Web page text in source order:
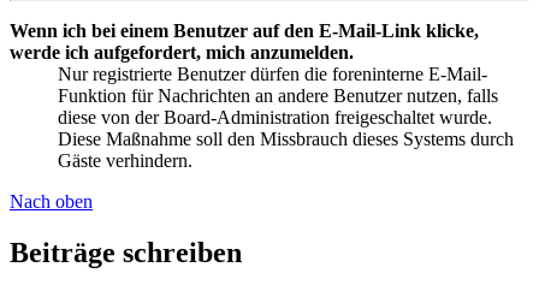
Wenn ich bei einem Benutzer auf den E-Mail-Link klicke,
werde ich aufgefordert, mich anzumelden.
Nur registrierte Benutzer dürfen die foreninterne E-Mail-
Funktion für Nachrichten an andere Benutzer nutzen, falls
diese von der Board-Administration freigeschaltet wurde.
Diese Maßnahme soll den Missbrauch dieses Systems durch
Gäste verhindern.
Nach oben
Beiträge schreiben